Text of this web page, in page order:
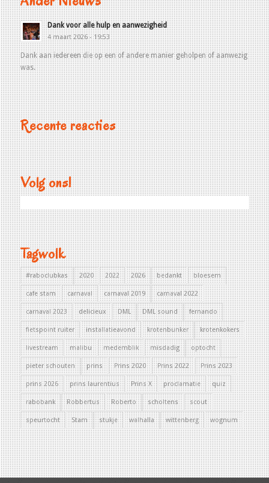
Dank voor alle hulp en aanwezigheid
4 maart 2026 - 19:53
Dank aan iedereen die op een of andere manier geholpen of aanwezig
was.
Recente reacties
Volg ons!
Tagwolk
#raboclubkas 2020 2022 2026 bedankt bloesem
cafe stam carnaval carnaval 2019 carnaval 2022
carnaval 2023 delicieux DML DML sound fernando
fietspoint ruiter installatieavond krotenbunker krotenkokers
livestream malibu medemblik misdadig optocht
pieter schouten prins Prins 2020 Prins 2022 Prins 2023
prins 2026 prins laurentius Prins X proclamatie quiz
rabobank Robbertus Roberto scholtens scout
speurtocht Stam stukje walhalla wittenberg wognum